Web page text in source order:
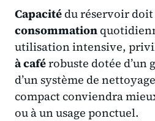
Capacitédu réservoir
consommation
utilisation intensive,
à caférobuste dotée d’un
d’un système de
compact conviendra
ou à un usage ponctuel.